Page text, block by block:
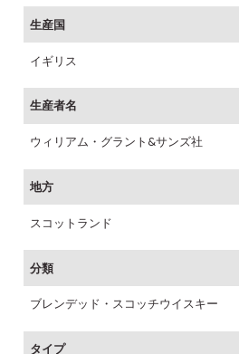
生産国
イギリス
生産者名
ウィリアム・グラント&サンズ社
地方
スコットランド
分類
ブレンデッド・スコッチウイスキー
タイプ